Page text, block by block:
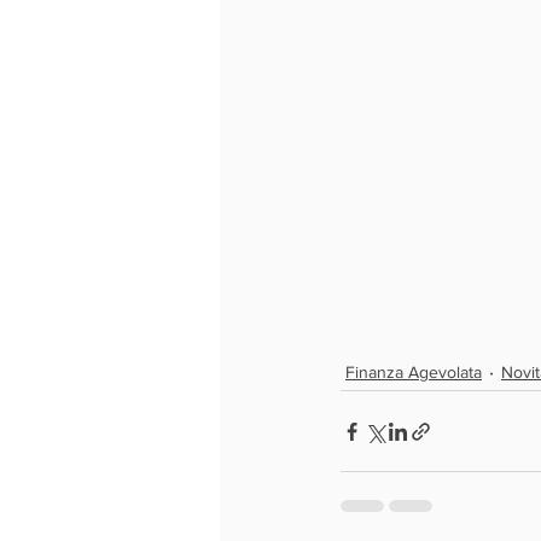
Finanza Agevolata